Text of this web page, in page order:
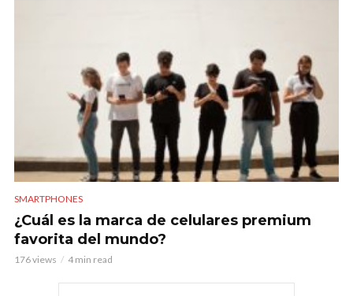
SMARTPHONES
¿Cuál es la marca de celulares premium
favorita del mundo?
176 views 4 min read